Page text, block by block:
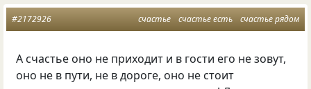
счастье счастье есть счастье рядом
#2172926
А счастье оно не приходит и в гости его не зовут,
оно не в пути, не в дороге, оно не стоит